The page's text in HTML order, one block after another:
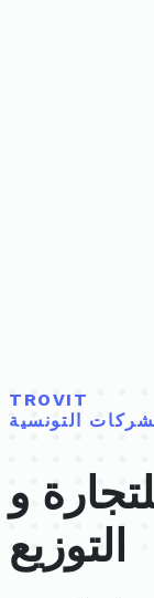
TROVIT
التونسية
و
التوزيع